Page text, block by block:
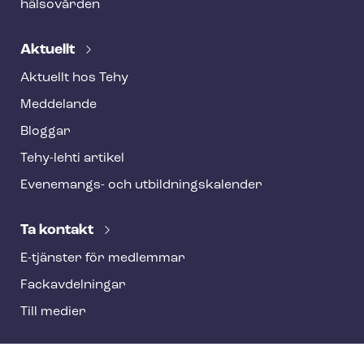
hälsovården
Aktuellt
Aktuellt hos Tehy
Meddelande
Bloggar
Tehy-lehti artikel
Evenemangs- och ut­bild­nings­ka­len­der
Ta kontakt
E-tjänster för medlemmar
Fackav­del­ning­ar
Till medier